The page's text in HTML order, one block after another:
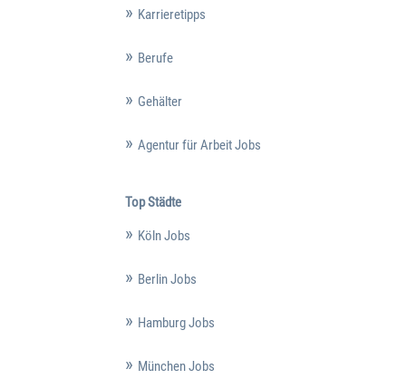
Karrieretipps
Berufe
Gehälter
Agentur für Arbeit Jobs
Top Städte
Köln Jobs
Berlin Jobs
Hamburg Jobs
München Jobs